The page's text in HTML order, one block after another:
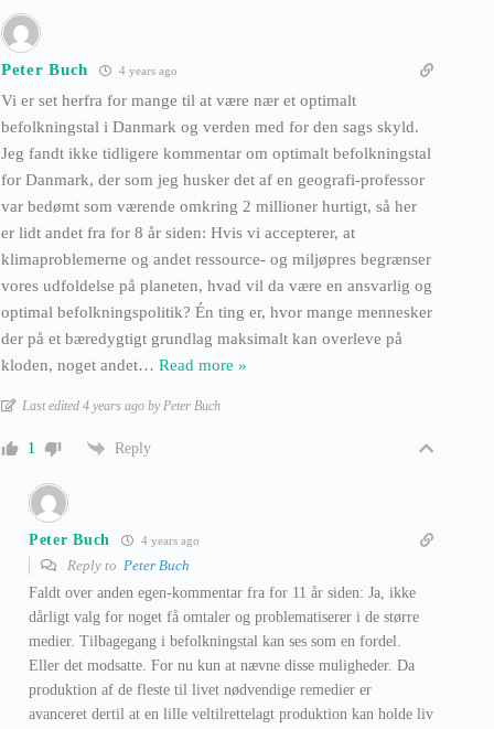
Peter Buch 4 years ago
Vi er set herfra for mange til at være nær et optimalt
befolkningstal i Danmark og verden med for den sags skyld.
Jeg fandt ikke tidligere kommentar om optimalt befolkningstal
for Danmark, der som jeg husker det af en geografi-professor
var bedømt som værende omkring 2 millioner hurtigt, så her
er lidt andet fra for 8 år siden: Hvis vi accepterer, at
klimaproblemerne og andet ressource- og miljøpres begrænser
vores udfoldelse på planeten, hvad vil da være en ansvarlig og
optimal befolkningspolitik? Én ting er, hvor mange mennesker
der på et bæredygtigt grundlag maksimalt kan overleve på
kloden, noget andet… Read more »
Last edited 4 years ago by Peter Buch
1 Reply
Peter Buch 4 years ago
Reply to Peter Buch
Faldt over anden egen-kommentar fra for 11 år siden: Ja, ikke
dårligt valg for noget få omtaler og problematiserer i de større
medier. Tilbagegang i befolkningstal kan ses som en fordel.
Eller det modsatte. For nu kun at nævne disse muligheder. Da
produktion af de fleste til livet nødvendige remedier er
avanceret dertil at en lille veltilrettelagt produktion kan holde liv